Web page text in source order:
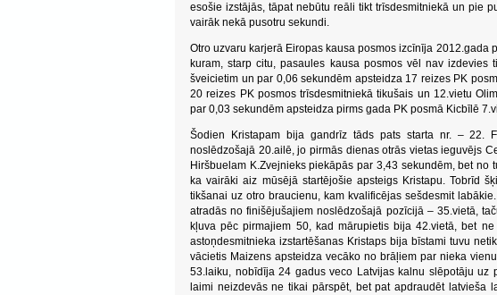
esošie izstājās, tāpat nebūtu reāli tikt trīsdesmitniekā un pie
vairāk nekā pusotru sekundi.
Otro uzvaru karjerā Eiropas kausa posmos izcīnīja
kuram, starp citu, pasaules kausa posmos vēl nav
šveicietim un par 0,06 sekundēm apsteidza 17 reizes PK
20 reizes PK posmos trīsdesmitniekā tikušais un 12.vietu
par 0,03 sekundēm apsteidza pirms gada PK posmā Kicbīlē
Šodien Kristapam bija gandrīz tāds pats starta nr. – 22.
noslēdzošajā 20.ailē, jo pirmās dienas otrās vietas ieguvējs
Hiršbuelam K.Zvejnieks piekāpās par 3,43 sekundēm, bet
ka vairāki aiz mūsējā startējošie apsteigs Kristapu. Tobrīd
tikšanai uz otro braucienu, kam kvalificējas sešdesmit
atradās no finišējušajiem noslēdzošajā pozīcijā – 35.vietā,
kļuva pēc pirmajiem 50, kad mārupietis bija 42.vietā, bet
astoņdesmitnieka izstartēšanas Kristaps bija bīstami tuvu
vācietis Maizens apsteidza vecāko no brāļiem par nieka
53.laiku, nobīdīja 24 gadus veco Latvijas kalnu slēpotāju
laimi neizdevās ne tikai pārspēt, bet pat apdraudēt